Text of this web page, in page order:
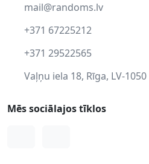
mail@randoms.lv
+371 67225212
+371 29522565
Vaļņu iela 18, Rīga, LV-1050
Mēs sociālajos tīklos